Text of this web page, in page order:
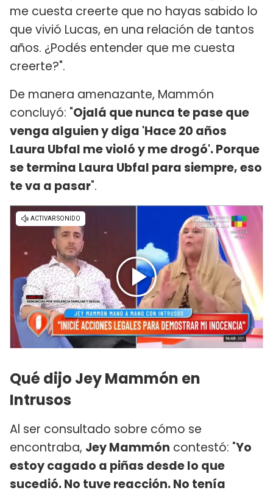
me cuesta creerte que no hayas sabido lo
que vivió Lucas, en una relación de tantos
años. ¿Podés entender que me cuesta
creerte?".
De manera amenazante, Mammón
concluyó: "Ojalá que nunca te pase que
venga alguien y diga 'Hace 20 años
Laura Ubfal me violó y me drogó'. Porque
se termina Laura Ubfal para siempre, eso
te va a pasar".
Qué dijo Jey Mammón en
Intrusos
Al ser consultado sobre cómo se
encontraba, Jey Mammón contestó: "Yo
estoy cagado a piñas desde lo que
sucedió. No tuve reacción. No tenía